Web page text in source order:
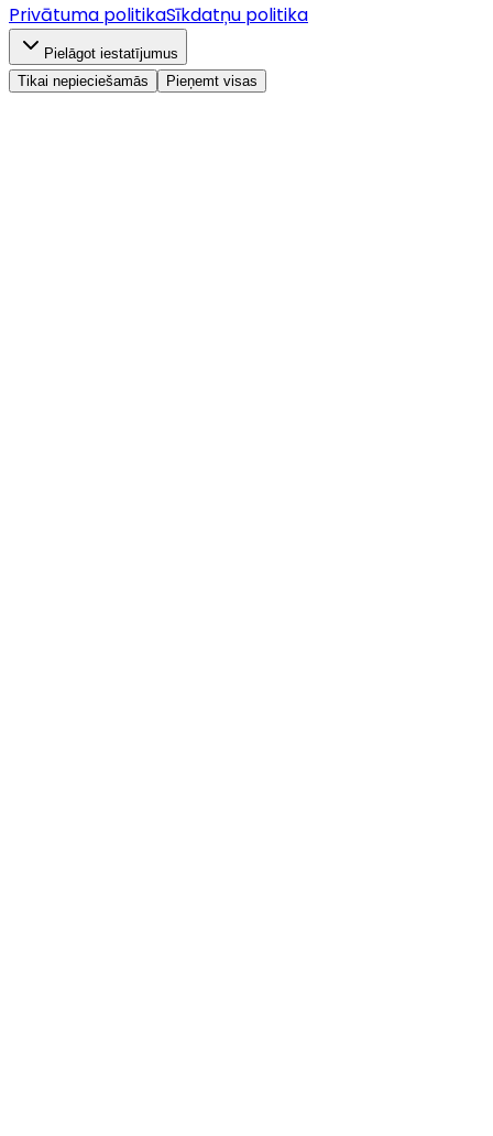
Privātuma politikaSīkdatņu politika
Pielāgot iestatījumus
Tikai nepieciešamās
Pieņemt visas